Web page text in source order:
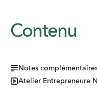
Contenu
Notes
Atelier Entrepreneure